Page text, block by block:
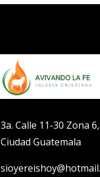
3a. Calle 11-30 Zona 6,
Ciudad Guatemala